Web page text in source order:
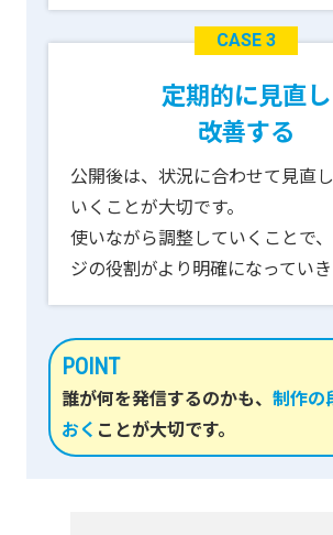
CASE 3
定期的に見直し
改善する
公開後は、状況に合わせて見直
いくことが大切です。
使いながら調整していくことで
ジの役割がより明確になっていき
POINT
誰が何を発信するのかも、 制作の
おく ことが大切です。